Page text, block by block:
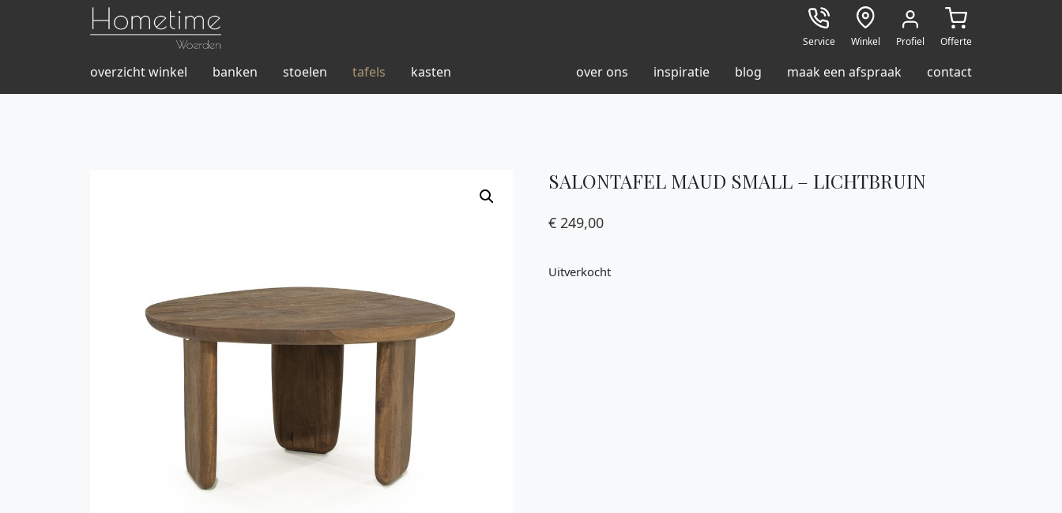
Service Winkel Profiel Offerte
overzicht winkel banken stoelen tafels kasten over ons inspiratie blog maak een afspraak contact
SALONTAFEL MAUD SMALL – LICHTBRUIN
€ 249,00
Uitverkocht